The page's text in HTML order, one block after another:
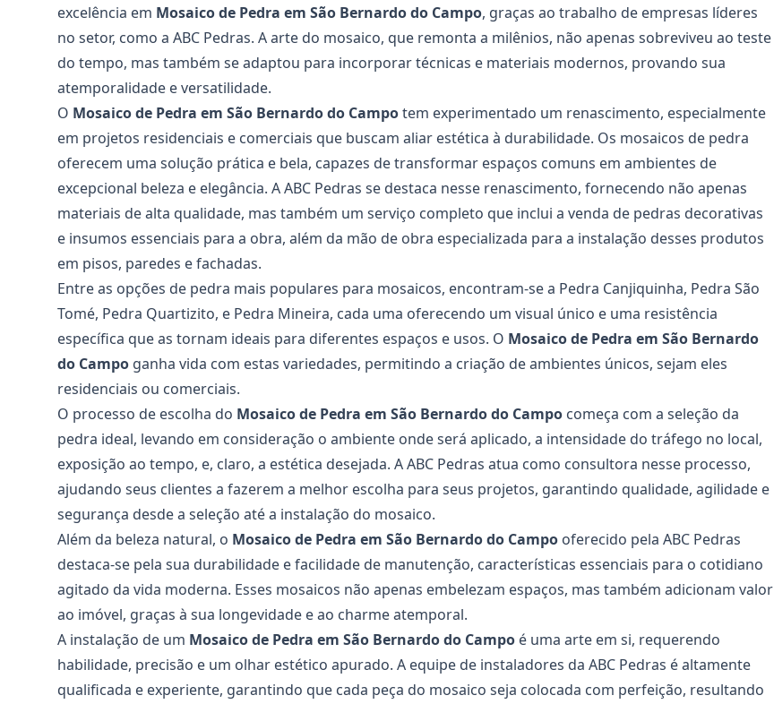
excelência em Mosaico de Pedra em São Bernardo do Campo, graças ao trabalho de empresas líderes
no setor, como a ABC Pedras. A arte do mosaico, que remonta a milênios, não apenas sobreviveu ao teste
do tempo, mas também se adaptou para incorporar técnicas e materiais modernos, provando sua
atemporalidade e versatilidade.
O Mosaico de Pedra em São Bernardo do Campotem experimentado um renascimento, especialmente
em projetos residenciais e comerciais que buscam aliar estética à durabilidade. Os mosaicos de pedra
oferecem uma solução prática e bela, capazes de transformar espaços comuns em ambientes de
excepcional beleza e elegância. A ABC Pedras se destaca nesse renascimento, fornecendo não apenas
materiais de alta qualidade, mas também um serviço completo que inclui a venda de pedras decorativas
e insumos essenciais para a obra, além da mão de obra especializada para a instalação desses produtos
em pisos, paredes e fachadas.
Entre as opções de pedra mais populares para mosaicos, encontram-se a Pedra Canjiquinha, Pedra São
Tomé, Pedra Quartizito, e Pedra Mineira, cada uma oferecendo um visual único e uma resistência
específica que as tornam ideais para diferentes espaços e usos. O Mosaico de Pedra em São Bernardo
do Campo ganha vida com estas variedades, permitindo a criação de ambientes únicos, sejam eles
residenciais ou comerciais.
O processo de escolha do Mosaico de Pedra em São Bernardo do Campo começa com a seleção da
pedra ideal, levando em consideração o ambiente onde será aplicado, a intensidade do tráfego no local,
exposição ao tempo, e, claro, a estética desejada. A ABC Pedras atua como consultora nesse processo,
ajudando seus clientes a fazerem a melhor escolha para seus projetos, garantindo qualidade, agilidade e
segurança desde a seleção até a instalação do mosaico.
Além da beleza natural, o Mosaico de Pedra em São Bernardo do Campo oferecido pela ABC Pedras
destaca-se pela sua durabilidade e facilidade de manutenção, características essenciais para o cotidiano
agitado da vida moderna. Esses mosaicos não apenas embelezam espaços, mas também adicionam valor
ao imóvel, graças à sua longevidade e ao charme atemporal.
A instalação de um Mosaico de Pedra em São Bernardo do Campo é uma arte em si, requerendo
habilidade, precisão e um olhar estético apurado. A equipe de instaladores da ABC Pedras é altamente
qualificada e experiente, garantindo que cada peça do mosaico seja colocada com perfeição, resultando